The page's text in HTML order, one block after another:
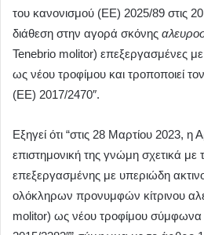
του κανονισμού (ΕΕ) 2025/89 στις 20
διάθεση στην αγορά σκόνης
Tenebrio molitor) επεξεργασμένες
ως νέου τροφίμου και τροποποιεί
(ΕΕ) 2017/2470″.
Εξηγεί ότι “στις 28 Μαρτίου 2023, η
επιστημονική της γνώμη σχετικά με
επεξεργασμένης με υπεριώδη
ολόκληρων προνυμφών κίτρινου
molitor) ως νέου τροφίμου σύμφωνα